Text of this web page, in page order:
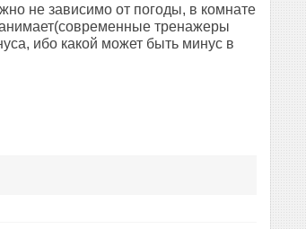
не зависимо от погоды, в комнате
тренажеры
ибо какой может быть минус в